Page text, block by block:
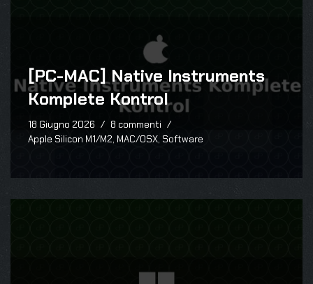
[PC-MAC] Native Instruments
Komplete Kontrol
18 Giugno 2026
8 commenti
Apple Silicon M1/M2, MAC/OSX, Software